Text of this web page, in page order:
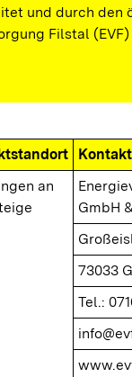
und durch den
Filstal
Kontakt
an
GmbH
73033
Tel.: